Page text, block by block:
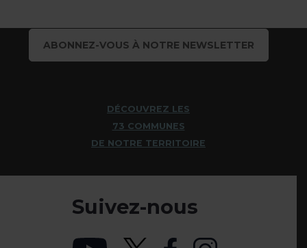
ABONNEZ-VOUS À NOTRE NEWSLETTER
DÉCOUVREZ LES
73 COMMUNES
DE NOTRE TERRITOIRE
Suivez-nous